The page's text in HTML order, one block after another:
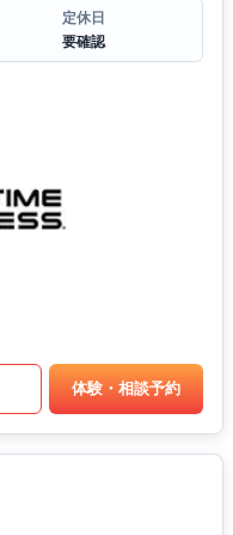
定休日
要確認
体験・相談予約